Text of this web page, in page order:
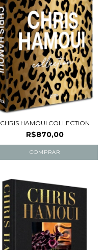
CHRIS HAMOUI COLLECTION
R$870,00